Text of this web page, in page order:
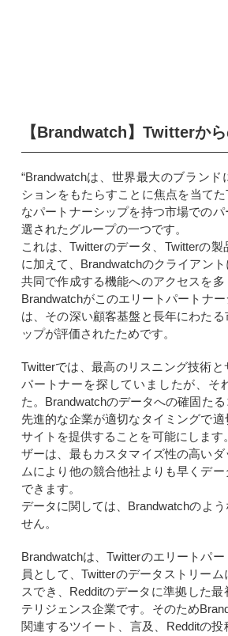
【Brandwatch】Twitterか
“Brandwatchは、世界最大のブランド
ションをもたらすことに焦点を当て
なパートナーシップを持つ市場での
選されたグループの一つです。
これは、Twitterのデータ、Twitterの
に加えて、Brandwatchのクライアン
共同で作成する機能へのアクセスを多
Brandwatchがこのエリートパートナ
は、その深い顧客基盤と長年にわた
ップが評価されたためです。
Twitterでは、最高のリスニング技術
パートナーを探していましたが、そ
た。Brandwatchのデータへの確固たる
先進的な企業が適切なタイミングで
サイトを提供することを可能にします
ザーは、最もカスタマイズ性の高い
ムにより他の競合他社よりも早くデ
できます。
データに関しては、Brandwatchのよ
せん。
Brandwatchは、Twitterのエリートパ
員として、Twitterのデータストリー
スでき、Redditのデータに準拠した
テリジェンス企業です。そのため
関連するツイート、言及、Redditの